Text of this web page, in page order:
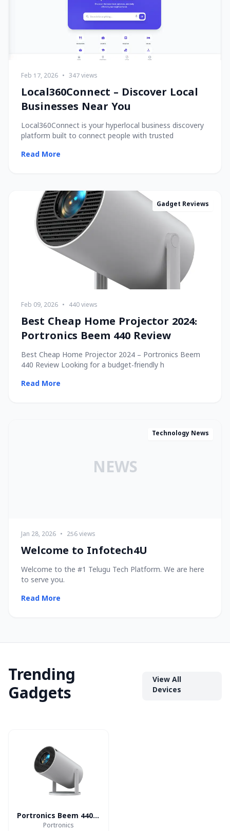
Feb 17, 2026 • 347 views
Local360Connect – Discover Local
Businesses Near You
Local360Connect is your hyperlocal business discovery
platform built to connect people with trusted
Read More
Gadget Reviews
Feb 09, 2026 • 440 views
Best Cheap Home Projector 2024:
Portronics Beem 440 Review
Best Cheap Home Projector 2024 – Portronics Beem
440 Review Looking for a budget-friendly h
Read More
NEWS
Technology News
Jan 28, 2026 • 256 views
Welcome to Infotech4U
Welcome to the #1 Telugu Tech Platform. We are here
to serve you.
Read More
Trending
Gadgets
View All
Devices
Portronics Beem 440 Smart LED Projector
Portronics